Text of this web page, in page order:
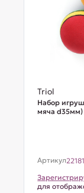
Triol
Набор
мяча d35мм)
Артикул
для